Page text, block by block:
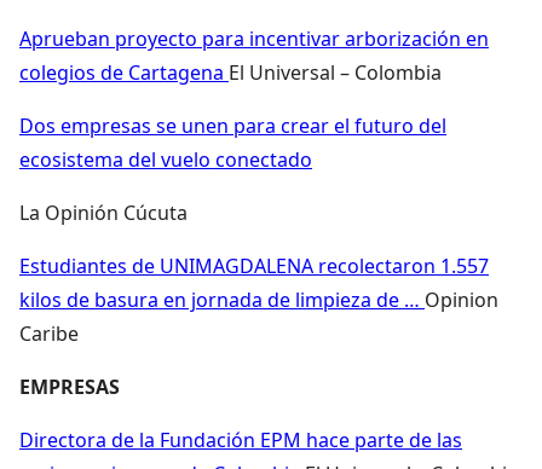
Aprueban proyecto para incentivar arborización en
colegios de Cartagena El Universal – Colombia
Dos empresas se unen para crear el futuro del
ecosistema del vuelo conectado
La Opinión Cúcuta
Estudiantes de UNIMAGDALENA recolectaron 1.557
kilos de basura en jornada de limpieza de … Opinion
Caribe
EMPRESAS
Directora de la Fundación EPM hace parte de las